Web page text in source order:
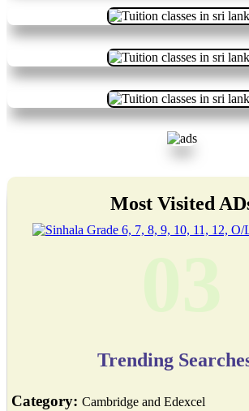
Most Visited
Trending
Category: Cambridge and Edexcel